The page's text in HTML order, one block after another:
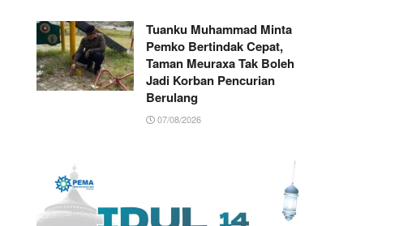
Tuanku Muhammad Minta
Pemko Bertindak Cepat,
Taman Meuraxa Tak Boleh
Jadi Korban Pencurian
Berulang
07/08/2026